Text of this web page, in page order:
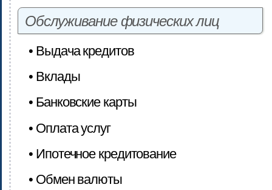
Обслуживание физических лиц
• Выдача кредитов
• Вклады
• Банковские карты
• Оплата услуг
• Ипотечное кредитование
• Обмен валюты